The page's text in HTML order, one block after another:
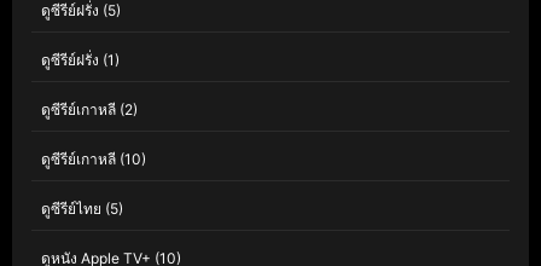
ดูซีรีย์ฝรั่ง (5)
ดูซีรีย์ฝรั่ง (1)
ดูซีรีย์เกาหลี (2)
ดูซีรีย์เกาหลี (10)
ดูซีรีย์ไทย (5)
ดูหนัง Apple TV+ (10)